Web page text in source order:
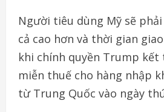
Người tiêu dùng Mỹ sẽ phải
cả cao hơn và thời gian giao
khi chính quyền Trump kết
miễn thuế cho hàng nhập
từTrung Quốc vào ngày